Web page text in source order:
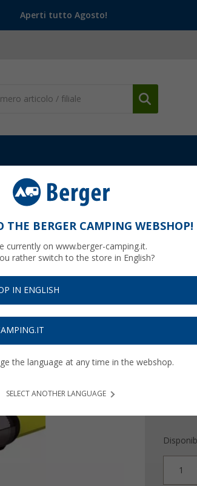
Aperti tutto Agosto!
e lanterne solari Tie Down a LED
39,
Prezzi IVA
1
THE BERGER CAMPING WEBSHOP!
currently on www.berger-camping.it.
rather switch to the store in English?
IN ENGLISH
the language at any time in the webshop.
SELECT ANOTHER LANGUAGE